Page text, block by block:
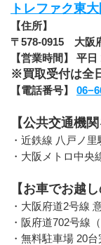
トレファク東
【住所】
〒578-0915　大阪
【営業時間】 平
※買取受付は全
【電話番号】
【公共交通機
・近鉄線 八戸ノ
・大阪メトロ中央
【お車でお越
・大阪府道2号線
・阪府道702号線
・無料駐車場 20